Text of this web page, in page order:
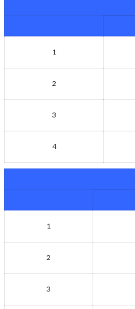
1
2
3
4
1
2
3